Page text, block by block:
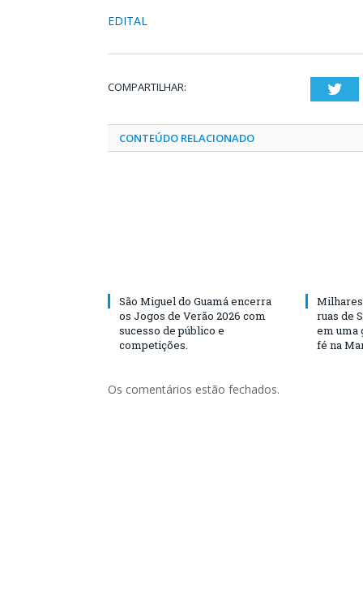
EDITAL
COMPARTILHAR:
CONTEÚDO RELACIONADO
São Miguel do Guamá encerra
os Jogos de Verão 2026 com
sucesso de público e
competições.
ruas de
em uma
fé na
Os comentários estão fechados.